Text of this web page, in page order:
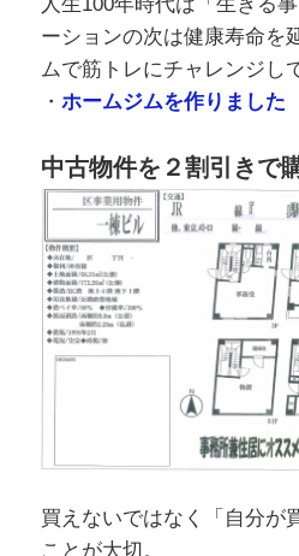
買えないではなく「自分が
ことが大切。
中古物件を２割引きで購
リノベーション狭小ビル住